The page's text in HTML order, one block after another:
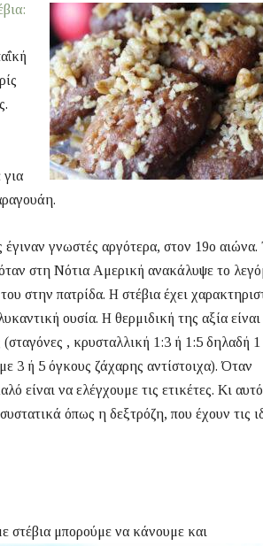
έγιναν γνωστές αργότερα, στον 19ο αιώνα.
στη Νότια Αμερική ανακάλυψε το
στην πατρίδα. Η στέβια έχει
ουσία. Η θερμιδική της αξία
, κρυσταλλική 1:3 ή 1:5 δηλαδή 1
3 ή 5 όγκους ζάχαρης αντίστοιχα). Όταν
είναι να ελέγχουμε τις ετικέτες. Κι αυτό
όπως η δεξτρόζη, που έχουν τις
στέβια μπορούμε να κάνουμε και